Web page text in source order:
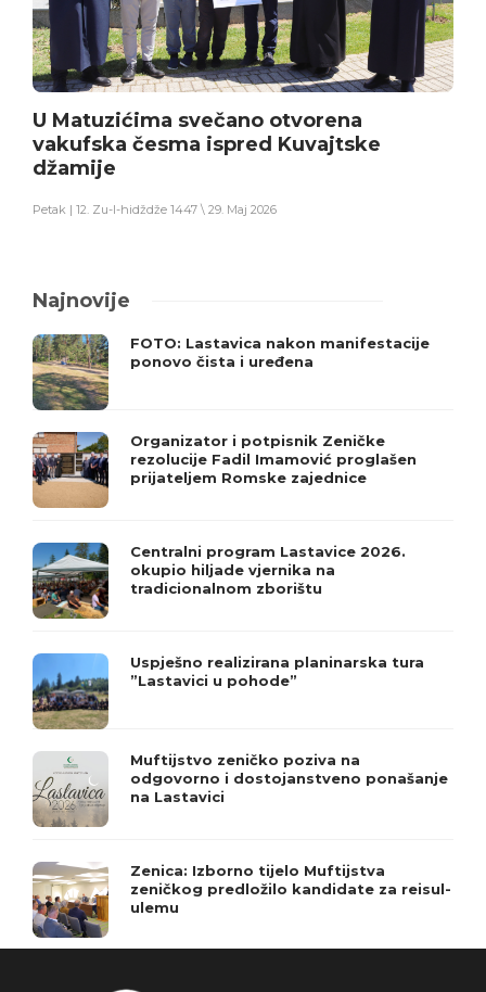
U Matuzićima svečano otvorena
vakufska česma ispred Kuvajtske
džamije
Petak | 12. Zu-l-hidždže 1447 \ 29. Maj 2026
Najnovije
FOTO: Lastavica nakon manifestacije
ponovo čista i uređena
Organizator i potpisnik Zeničke
rezolucije Fadil Imamović proglašen
prijateljem Romske zajednice
Centralni program Lastavice 2026.
okupio hiljade vjernika na
tradicionalnom zborištu
Uspješno realizirana planinarska tura
”Lastavici u pohode”
Muftijstvo zeničko poziva na
odgovorno i dostojanstveno ponašanje
na Lastavici
Zenica: Izborno tijelo Muftijstva
zeničkog predložilo kandidate za reisul-
ulemu